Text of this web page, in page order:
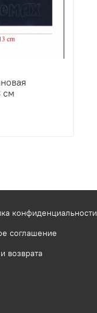
см
конфиденциальности
соглашение
возврата